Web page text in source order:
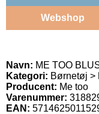
Webshop
Navn: ME TOO
Kategori: Børnetøj >
Producent: Me too
Varenummer:
EAN: